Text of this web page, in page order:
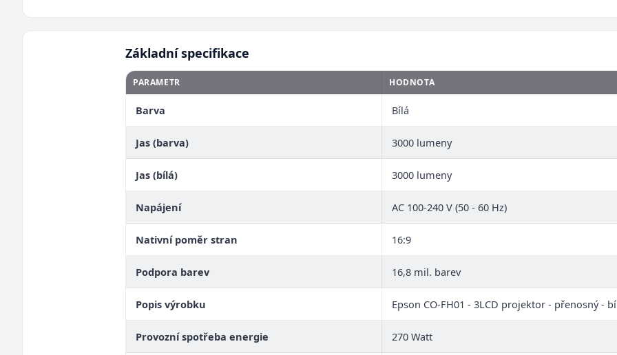
Základní specifikace
PARAMETR HODNOTA
Barva Bílá
Jas (barva) 3000 lumeny
Jas (bílá) 3000 lumeny
Napájení AC 100-240 V (50 - 60 Hz)
Nativní poměr stran 16:9
Podpora barev 16,8 mil. barev
Popis výrobku Epson CO-FH01 - 3LCD projektor - přenosný -
Provozní spotřeba energie 270 Watt